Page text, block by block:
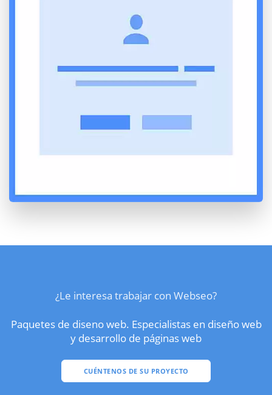
¿Le interesa trabajar con Webseo?
Paquetes de diseno web. Especialistas en diseño web
y desarrollo de páginas web
CUÉNTENOS DE SU PROYECTO